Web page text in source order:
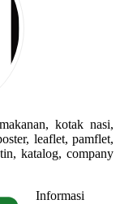
kotak nasi,
leaflet, pamflet,
katalog, company
Informasi